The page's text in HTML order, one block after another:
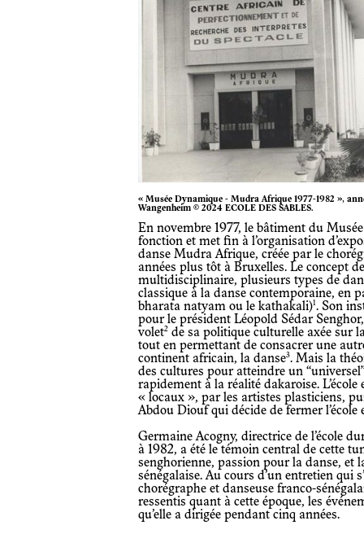
« Musée Dynamique - Mudra Afrique 1977-1982 »,
Wangenheim © 2024 ECOLE DES SABLES.
En novembre 1977, le bâtiment du
fonction et met fin à l’organisation
danse Mudra Afrique, créée par le
années plus tôt à Bruxelles. Le concept
multidisciplinaire, plusieurs types de
classique à la danse contemporaine, en
bharata natyam ou le kathakali)1. Son
pour le président Léopold Sédar
volet2 de sa politique culturelle axée sur
tout en permettant de consacrer une
continent africain, la danse3. Mais la
des cultures pour atteindre un
rapidement à la réalité dakaroise.
« locaux », par les artistes plasticiens,
Abdou Diouf qui décide de fermer
Germaine Acogny, directrice de l’école
à 1982, a été le témoin central de cette
senghorienne, passion pour la danse, et
sénégalaise. Au cours d’un entretien qui s’est déroulé, le 26 décembre 2023, la
chorégraphe et danseuse franco-
ressentis quant à cette époque, les
qu’elle a dirigée pendant cinq années.